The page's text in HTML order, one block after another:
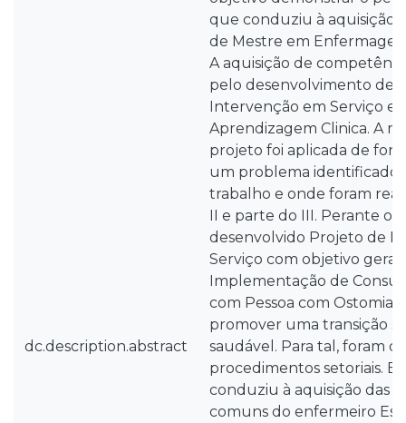
dc.description.abstract
que conduziu à aquisição
de Mestre em
A aquisição de
pelo desenvolvimento de
Intervenção em Serviço e
Aprendizagem Clinica. A
projeto foi aplicada de
um problema
trabalho e onde foram
II e parte do III. Perante o
desenvolvido Projeto de
Serviço com objetivo
Implementação de
com Pessoa com Ostomia,
promover uma transição
saudável. Para tal, foram
procedimentos setoriais.
conduziu à aquisição das
comuns do enfermeiro